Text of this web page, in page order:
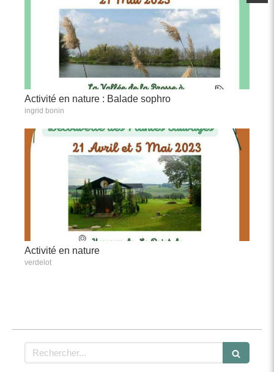
Activité en nature : Balade sophro
ingrid bonin
Activité en nature
verdelot
Rechercher